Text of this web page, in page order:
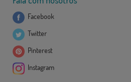
Facebook
Twitter
Pinterest
Instagram